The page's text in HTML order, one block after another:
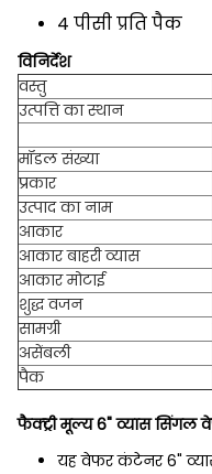
4 पीसी प्रति पैक
विनिर्देश
वस्तु
उत्पत्ति का स्थान
मॉडल संख्या
प्रकार
उत्पाद का नाम
आकार
आकार बाहरी व्यास
आकार मोटाई
शुद्ध वजन
सामग्री
असेंबली
पैक
फैक्ट्री मूल्य 6" व्यास सिंगल
यह वेफर कंटेनर 6"